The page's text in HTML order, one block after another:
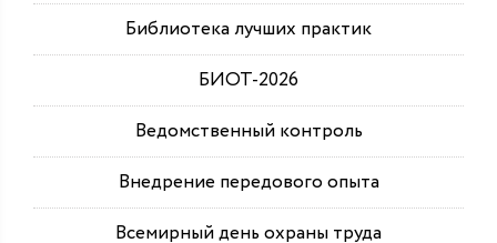
Библиотека лучших практик
БИОТ-2026
Ведомственный контроль
Внедрение передового опыта
Всемирный день охраны труда